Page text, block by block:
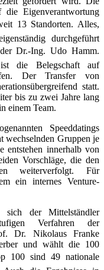
Eigenverantwortung
13 Standorten. Alles,
durchgeführt
Dr.-Ing. Udo Hamm.
die Belegschaft auf
Der Transfer von
statt.
bis zu zwei Jahre lang
einem Team.
Speeddatings
wechselnden Gruppen je
entstehen innerhalb von
Vorschläge, die den
weiterverfolgt. Für
ein internes Venture-
der Mittelständler
Verfahren der
Dr. Nikolaus Franke
und wählt die 100
100 sind 49 nationale